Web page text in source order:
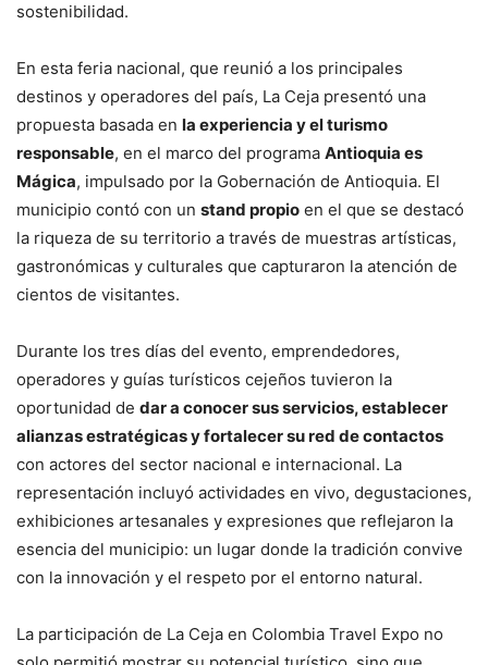
sostenibilidad.
En esta feria nacional, que reunió a los principales
destinos y operadores del país, La Ceja presentó una
propuesta basada en la experiencia y el turismo
responsable, en el marco del programa Antioquia es
Mágica, impulsado por la Gobernación de Antioquia. El
municipio contó con un stand propio en el que se destacó
la riqueza de su territorio a través de muestras artísticas,
gastronómicas y culturales que capturaron la atención de
cientos de visitantes.
Durante los tres días del evento, emprendedores,
operadores y guías turísticos cejeños tuvieron la
oportunidad de dar a conocer sus servicios, establecer
alianzas estratégicas y fortalecer su red de contactos
con actores del sector nacional e internacional. La
representación incluyó actividades en vivo, degustaciones,
exhibiciones artesanales y expresiones que reflejaron la
esencia del municipio: un lugar donde la tradición convive
con la innovación y el respeto por el entorno natural.
La participación de La Ceja en Colombia Travel Expo no